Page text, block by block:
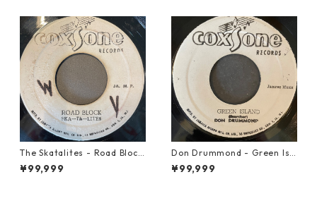
The Skatalites - Road Block
【7-21996】
¥99,999
Don Drummond - Green Isl
and【7-22018】
¥99,999